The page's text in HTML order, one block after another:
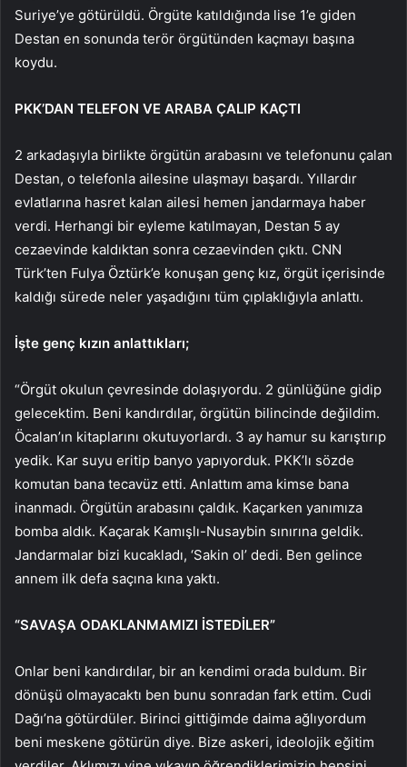
Suriye’ye götürüldü. Örgüte katıldığında lise 1’e giden
Destan en sonunda terör örgütünden kaçmayı başına
koydu.
PKK’DAN TELEFON VE ARABA ÇALIP KAÇTI
2 arkadaşıyla birlikte örgütün arabasını ve telefonunu çalan
Destan, o telefonla ailesine ulaşmayı başardı. Yıllardır
evlatlarına hasret kalan ailesi hemen jandarmaya haber
verdi. Herhangi bir eyleme katılmayan, Destan 5 ay
cezaevinde kaldıktan sonra cezaevinden çıktı. CNN
Türk’ten Fulya Öztürk’e konuşan genç kız, örgüt içerisinde
kaldığı sürede neler yaşadığını tüm çıplaklığıyla anlattı.
İşte genç kızın anlattıkları;
“Örgüt okulun çevresinde dolaşıyordu. 2 günlüğüne gidip
gelecektim. Beni kandırdılar, örgütün bilincinde değildim.
Öcalan’ın kitaplarını okutuyorlardı. 3 ay hamur su karıştırıp
yedik. Kar suyu eritip banyo yapıyorduk. PKK’lı sözde
komutan bana tecavüz etti. Anlattım ama kimse bana
inanmadı. Örgütün arabasını çaldık. Kaçarken yanımıza
bomba aldık. Kaçarak Kamışlı-Nusaybin sınırına geldik.
Jandarmalar bizi kucakladı, ‘Sakin ol’ dedi. Ben gelince
annem ilk defa saçına kına yaktı.
“SAVAŞA ODAKLANMAMIZI İSTEDİLER”
Onlar beni kandırdılar, bir an kendimi orada buldum. Bir
dönüşü olmayacaktı ben bunu sonradan fark ettim. Cudi
Dağı’na götürdüler. Birinci gittiğimde daima ağlıyordum
beni meskene götürün diye. Bize askeri, ideolojik eğitim